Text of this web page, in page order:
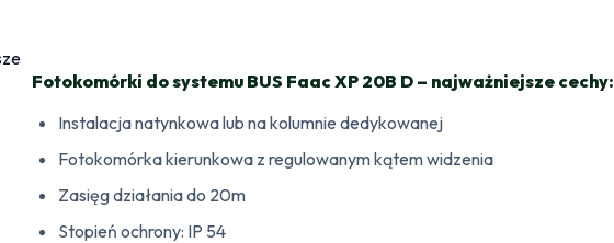
Fotokomórki do systemu BUS Faac XP 20B D – najważniejsze cechy:
Instalacja natynkowa lub na kolumnie dedykowanej
Fotokomórka kierunkowa z regulowanym kątem widzenia
Zasięg działania do 20m
Stopień ochrony: IP 54